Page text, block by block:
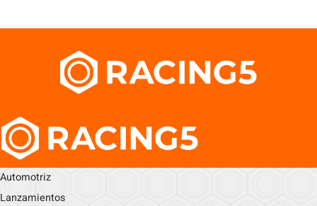
Automotriz
Lanzamientos